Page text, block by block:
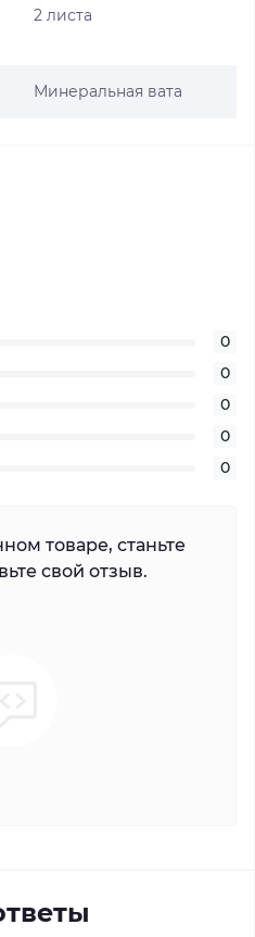
2 листа
Минеральная вата
0
0
0
0
0
товаре, станьте
свой отзыв.